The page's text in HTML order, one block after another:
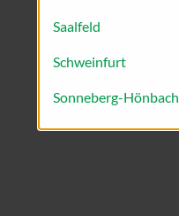
Saalfeld
Schweinfurt
Sonneberg-Hönbach